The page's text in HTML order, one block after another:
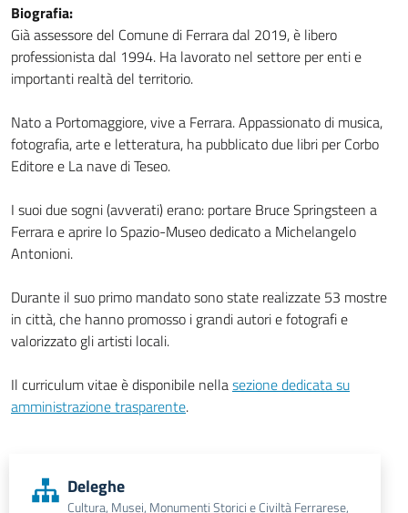
Biografia:
Già assessore del Comune di Ferrara dal 2019, è libero
professionista dal 1994. Ha lavorato nel settore per enti e
importanti realtà del territorio.
Nato a Portomaggiore, vive a Ferrara. Appassionato di musica,
fotografia, arte e letteratura, ha pubblicato due libri per Corbo
Editore e La nave di Teseo.
I suoi due sogni (avverati) erano: portare Bruce Springsteen a
Ferrara e aprire lo Spazio-Museo dedicato a Michelangelo
Antonioni.
Durante il suo primo mandato sono state realizzate 53 mostre
in città, che hanno promosso i grandi autori e fotografi e
valorizzato gli artisti locali.
Il curriculum vitae è disponibile nellasezione dedicata su
amministrazione trasparente.
Deleghe
Cultura, Musei, Monumenti Storici e Civiltà Ferrarese,